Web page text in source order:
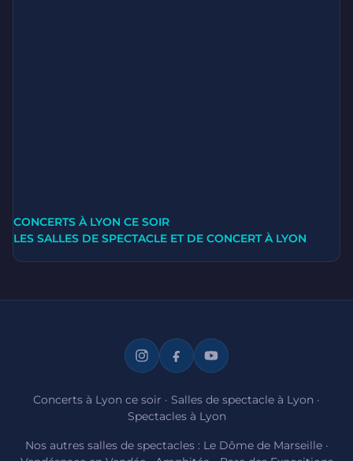
CONCERTS À LYON CE SOIR
LES SALLES DE SPECTACLE ET DE CONCERT À LYON
Concerts à Lyon ce soir · Salles de spectacle à Lyon ·
Spectacles à Lyon
Nos autres salles de spectacles : Le Dôme de Marseille·